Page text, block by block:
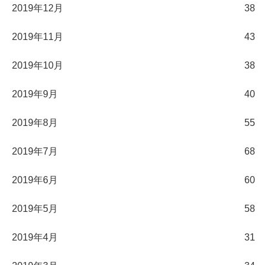
2019年12月 38
2019年11月 43
2019年10月 38
2019年9月 40
2019年8月 55
2019年7月 68
2019年6月 60
2019年5月 58
2019年4月 31